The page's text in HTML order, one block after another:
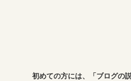
初めての方には、「ブログの